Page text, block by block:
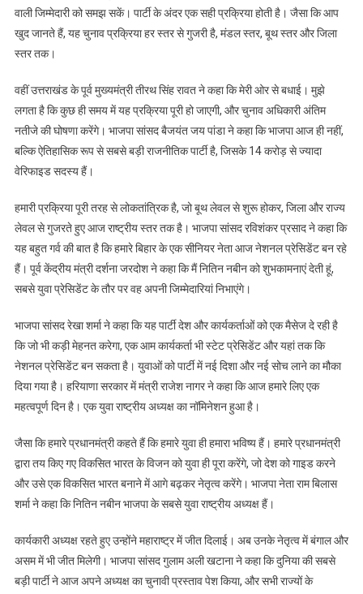
ने
दी
वाली जिम्मेदारी को समझ सकें। पार्टी के अंदर एक सही प्रक्रिया होती है। जैसा कि आप
खुद जानते हैं, यह चुनाव प्रक्रिया हर स्तर से गुजरी है, मंडल स्तर, बूथ स्तर और जिला
स्तर तक।
वहीं उत्तराखंड के पूर्व मुख्यमंत्री तीरथ सिंह रावत ने कहा कि मेरी ओर से बधाई। मुझे
लगता है कि कुछ ही समय में यह प्रक्रिया पूरी हो जाएगी, और चुनाव अधिकारी अंतिम
नतीजे की घोषणा करेंगे। भाजपा सांसद बैजयंत जय पांडा ने कहा कि भाजपा आज ही नहीं,
बल्कि ऐतिहासिक रूप से सबसे बड़ी राजनीतिक पार्टी है, जिसके 14 करोड़ से ज्यादा
वेरिफाइड सदस्य हैं।
हमारी प्रक्रिया पूरी तरह से लोकतांत्रिक है, जो बूथ लेवल से शुरू होकर, जिला और राज्य
लेवल से गुजरते हुए आज राष्ट्रीय स्तर तक है। भाजपा सांसद रविशंकर प्रसाद ने कहा कि
यह बहुत गर्व की बात है कि हमारे बिहार के एक सीनियर नेता आज नेशनल प्रेसिडेंट बन रहे
हैं। पूर्व केंद्रीय मंत्री दर्शना जरदोश ने कहा कि मैं नितिन नबीन को शुभकामनाएं देती हूं,
सबसे युवा प्रेसिडेंट के तौर पर वह अपनी जिम्मेदारियां निभाएंगे।
भाजपा सांसद रेखा शर्मा ने कहा कि यह पार्टी देश और कार्यकर्ताओं को एक मैसेज दे रही है
कि जो भी कड़ी मेहनत करेगा, एक आम कार्यकर्ता भी स्टेट प्रेसिडेंट और यहां तक कि
नेशनल प्रेसिडेंट बन सकता है। युवाओं को पार्टी में नई दिशा और नई सोच लाने का मौका
दिया गया है। हरियाणा सरकार में मंत्री राजेश नागर ने कहा कि आज हमारे लिए एक
महत्वपूर्ण दिन है। एक युवा राष्ट्रीय अध्यक्ष का नॉमिनेशन हुआ है।
जैसा कि हमारे प्रधानमंत्री कहते हैं कि हमारे युवा ही हमारा भविष्य हैं। हमारे प्रधानमंत्री
द्वारा तय किए गए विकसित भारत के विजन को युवा ही पूरा करेंगे, जो देश को गाइड करने
और उसे एक विकसित भारत बनाने में आगे बढ़कर नेतृत्व करेंगे। भाजपा नेता राम बिलास
शर्मा ने कहा कि नितिन नबीन भाजपा के सबसे युवा राष्ट्रीय अध्यक्ष हैं।
कार्यकारी अध्यक्ष रहते हुए उन्होंने महाराष्ट्र में जीत दिलाई। अब उनके नेतृत्व में बंगाल और
असम में भी जीत मिलेगी। भाजपा सांसद गुलाम अली खटाना ने कहा कि दुनिया की सबसे
बड़ी पार्टी ने आज अपने अध्यक्ष का चुनावी प्रस्ताव पेश किया, और सभी राज्यों के